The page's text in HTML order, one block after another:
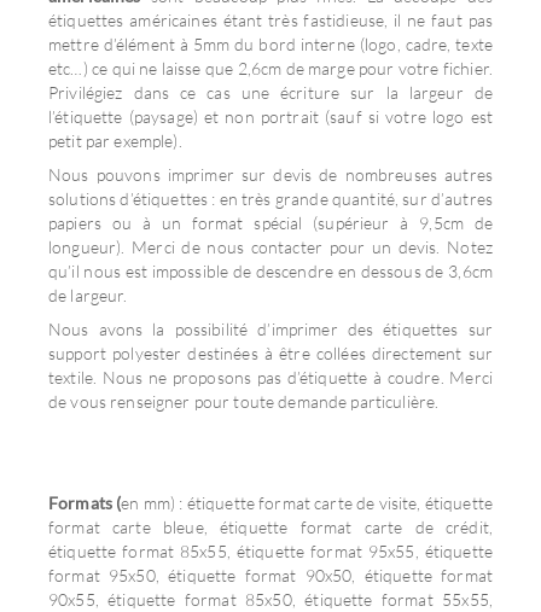
étiquettes américaines étant très fastidieuse, il ne faut pas
mettre d’élément à 5mm du bord interne (logo, cadre, texte
etc…) ce qui ne laisse que 2,6cm de marge pour votre fichier.
Privilégiez dans ce cas une écriture sur la largeur de
l’étiquette (paysage) et non portrait (sauf si votre logo est
petit par exemple).
Nous pouvons imprimer sur devis de nombreuses autres
solutions d’étiquettes : en très grande quantité, sur d’autres
papiers ou à un format spécial (supérieur à 9,5cm de
longueur). Merci de nous contacter pour un devis. Notez
qu’il nous est impossible de descendre en dessous de 3,6cm
de largeur.
Nous avons la possibilité d’imprimer des étiquettes sur
support polyester destinées à être collées directement sur
textile. Nous ne proposons pas d’étiquette à coudre. Merci
de vous renseigner pour toute demande particulière.
Formats (en mm) : étiquette format carte de visite, étiquette
format carte bleue, étiquette format carte de crédit,
étiquette format 85x55, étiquette format 95x55, étiquette
format 95x50, étiquette format 90x50, étiquette format
90x55, étiquette format 85x50, étiquette format 55x55,